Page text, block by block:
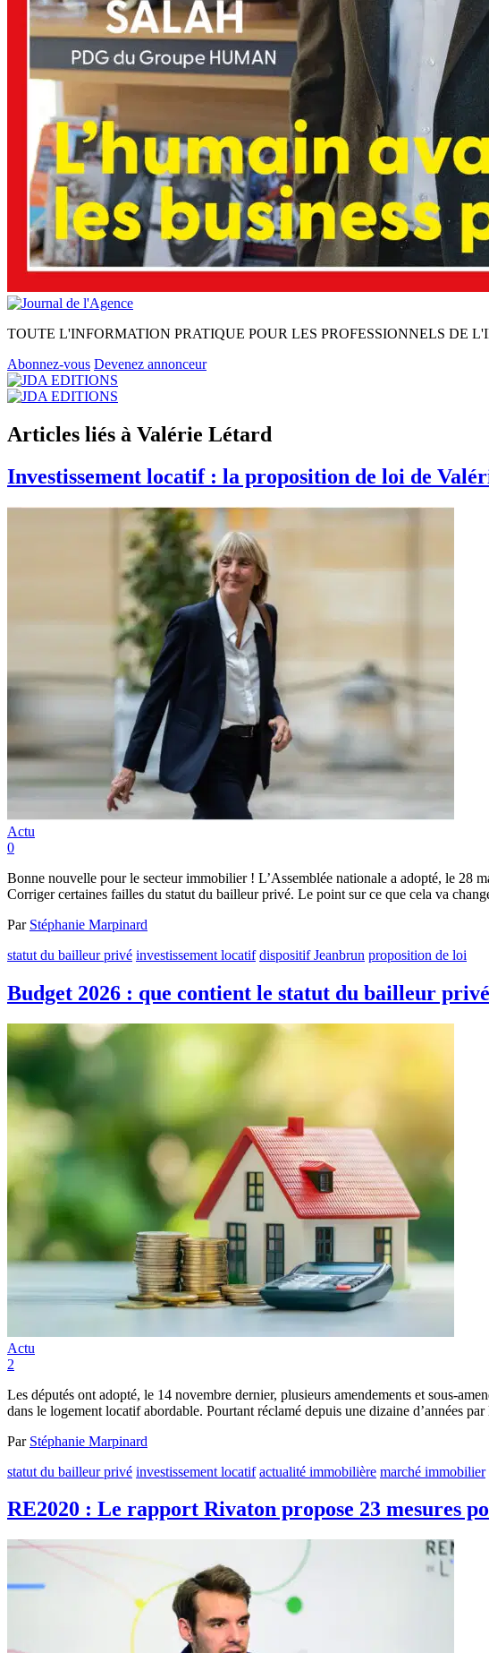
TOUTE L'INFORMATION PRATIQUE POUR LES PROFESSIONNELS DE
Abonnez-vous Devenez annonceur
Articles liés à Valérie Létard
Investissement locatif : la proposition de loi de
Actu
0
Bonne nouvelle pour le secteur immobilier ! L’Assemblée nationale a adopté, le 28
Corriger certaines failles du statut du bailleur privé. Le point sur ce que cela va
Par Stéphanie Marpinard
statut du bailleur privé investissement locatif dispositif Jeanbrun proposition de loi
Budget 2026 : que contient le statut du bailleur
Actu
2
Les députés ont adopté, le 14 novembre dernier, plusieurs amendements et sous-
dans le logement locatif abordable. Pourtant réclamé depuis une dizaine d’années
Par Stéphanie Marpinard
statut du bailleur privé investissement locatif actualité immobilière marché immobilier
RE2020 : Le rapport Rivaton propose 23 mesures